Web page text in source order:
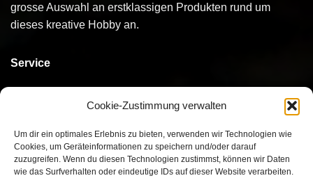
Cookie-Zustimmung verwalten
Um dir ein optimales Erlebnis zu bieten, verwenden wir Technologien wie
Cookies, um Geräteinformationen zu speichern und/oder darauf
zuzugreifen. Wenn du diesen Technologien zustimmst, können wir Daten
wie das Surfverhalten oder eindeutige IDs auf dieser Website verarbeiten.
grosse Auswahl an erstklassigen Produkten rund um
dieses kreative Hobby an.
Service
Bezahlen